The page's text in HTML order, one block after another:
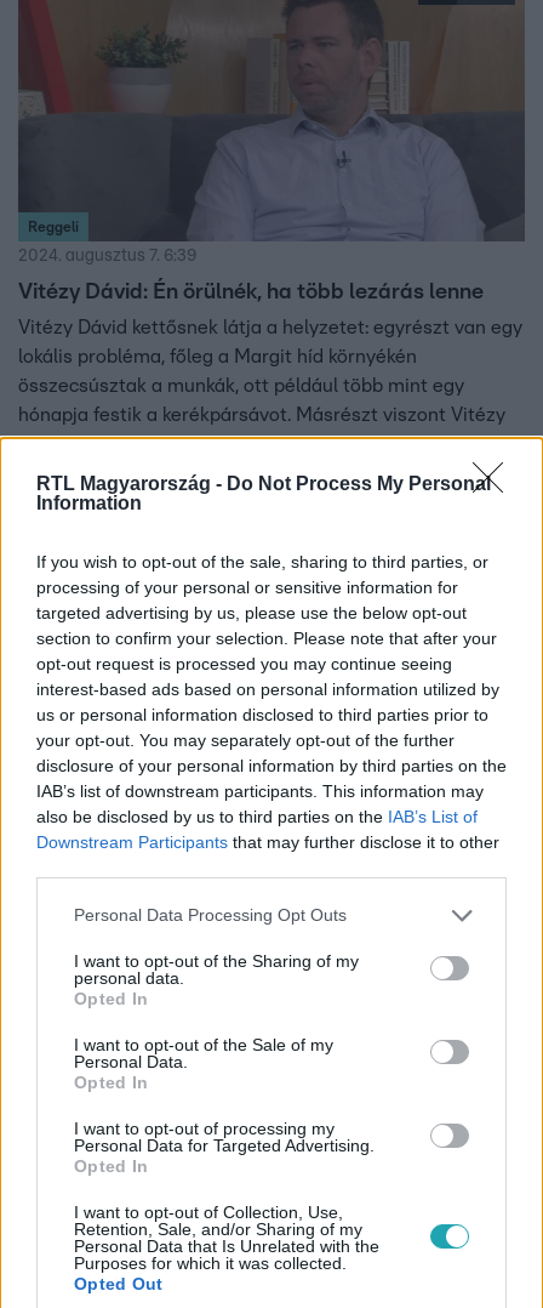
RTL Magyarország - Do Not Process My Personal
Information
If you wish to opt-out of the sale, sharing to third parties, or
processing of your personal or sensitive information for
targeted advertising by us, please use the below opt-out
section to confirm your selection. Please note that after your
opt-out request is processed you may continue seeing
interest-based ads based on personal information utilized by
us or personal information disclosed to third parties prior to
your opt-out. You may separately opt-out of the further
disclosure of your personal information by third parties on the
IAB’s list of downstream participants. This information may
also be disclosed by us to third parties on the IAB’s List of
Downstream Participants that may further disclose it to other
Please note that this website/app uses one or more Google
not limited to your visit or usage behaviour. You may click to
grant or deny consent to Google and its third-party tags to
use your data for below specified purposes in below Google
consent section.
Personal Data Processing Opt Outs
I want to opt-out of the Sharing of my
personal data.
Opted In
I want to opt-out of the Sale of my
Personal Data.
Opted In
I want to opt-out of processing my
Personal Data for Targeted Advertising.
Opted In
I want to opt-out of Collection, Use,
Retention, Sale, and/or Sharing of my
Personal Data that Is Unrelated with the
Purposes for which it was collected.
Opted Out
Reggeli
2024. augusztus 7. 6:39
Vitézy Dávid: Én örülnék, ha több lezárás lenne
Vitézy Dávid kettősnek látja a helyzetet: egyrészt van egy
lokális probléma, főleg a Margit híd környékén
összecsúsztak a munkák, ott például több mint egy
hónapja festik a kerékpársávot. Másrészt viszont Vitézy
pont azt látja, hogy az elmúlt évekhez képest egyáltalán
„nincs elég lezárás”. Ez alatt azt érti, hogy jelenleg
nincsen semmilyen nagy beruházás, mert nem férünk
mögött, és mi lehetne a megoldás, arról a Reggeliben
beszélt a Magyar Urbanisztikai Társaság közlekedési
tagozatának vezetőjeként.
Gazdaság
2024. július 24. 17:37
Eltűnhet a Volánbusz
Belföld
2024. július 16. 12:38